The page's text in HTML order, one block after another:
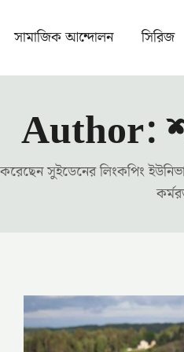
সামাজিক আন্দোলন সিরিজ
Author:
সুইডেনের লিংকপিং